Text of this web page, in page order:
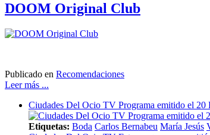
DOOM Original Club
Publicado en Recomendaciones
Leer más ...
Ciudades Del Ocio TV Programa emitido el 20
Etiquetas: Boda Carlos Bernabeu María Jesús